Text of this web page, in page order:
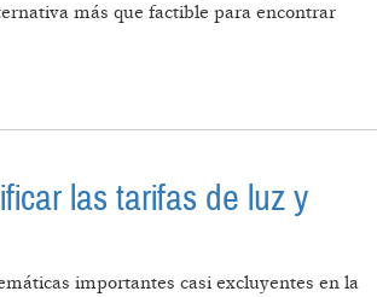
más que factible para encontrar
PARA EL SECTOR
las tarifas de luz y
importantes casi excluyentes en la